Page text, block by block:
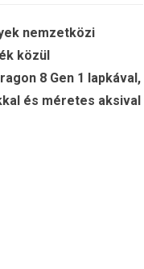
nemzetközi
közül
8 Gen 1 lapkával,
és méretes aksival